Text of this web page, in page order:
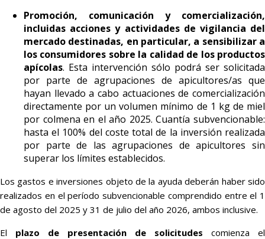
Promoción, comunicación y comercialización,
incluidas acciones y actividades de vigilancia del
mercado destinadas, en particular, a sensibilizar a
los consumidores sobre la calidad de los productos
apícolas. Esta intervención sólo podrá ser solicitada
por parte de agrupaciones de apicultores/as que
hayan llevado a cabo actuaciones de comercialización
directamente por un volumen mínimo de 1 kg de miel
por colmena en el año 2025. Cuantía subvencionable:
hasta el 100% del coste total de la inversión realizada
por parte de las agrupaciones de apicultores sin
superar los límites establecidos.
Los gastos e inversiones objeto de la ayuda deberán haber sido
realizados en el período subvencionable comprendido entre el 1
de agosto del 2025 y 31 de julio del año 2026, ambos inclusive.
El plazo de presentación de solicitudes comienza el